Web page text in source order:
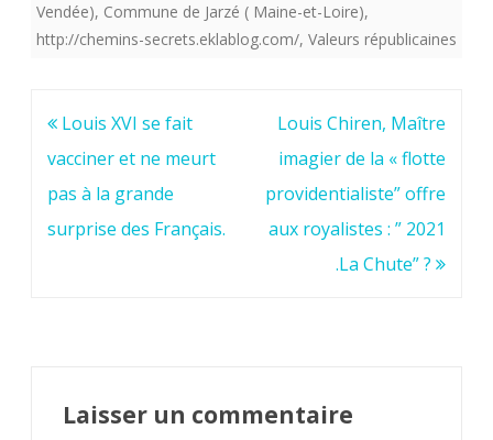
Vendée), Commune de Jarzé ( Maine-et-Loire),
http://chemins-secrets.eklablog.com/, Valeurs républicaines
Navigation
de
l’article
Louis XVI se fait
vacciner et ne meurt
pas à la grande
surprise des Français.
Louis Chiren, Maître
imagier de la « flotte
providentialiste” offre
aux royalistes : ” 2021
.La Chute” ?
Laisser un commentaire